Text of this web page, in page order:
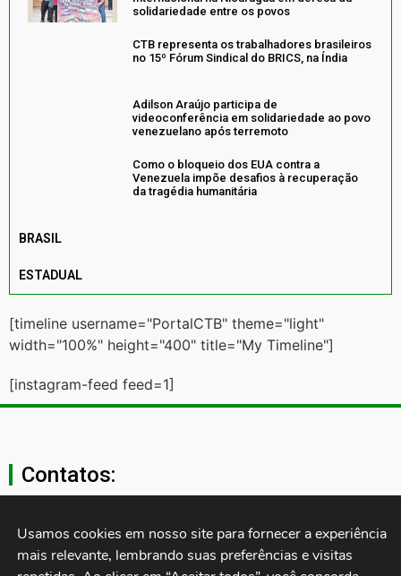
solidariedade entre os povos
CTB representa os trabalhadores brasileiros
no 15º Fórum Sindical do BRICS, na Índia
Adilson Araújo participa de
videoconferência em solidariedade ao povo
venezuelano após terremoto
Como o bloqueio dos EUA contra a
Venezuela impõe desafios à recuperação
da tragédia humanitária
BRASIL
ESTADUAL
[timeline username="PortalCTB" theme="light"
width="100%" height="400" title="My Timeline"]
[instagram-feed feed=1]
Contatos:
secgeral@ctb.org.br
11 3874-0040
Usamos cookies em nosso site para fornecer a experiência
mais relevante, lembrando suas preferências e visitas